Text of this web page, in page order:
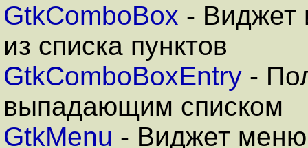
GtkComboBox - Виджет
из списка пунктов
GtkComboBoxEntry -
выпадающим списком
GtkMenu - Виджет меню